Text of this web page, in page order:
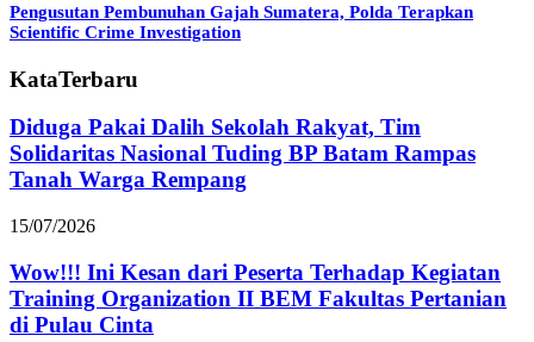
Pengusutan Pembunuhan Gajah Sumatera, Polda Terapkan
Scientific Crime Investigation
KataTerbaru
Diduga Pakai Dalih Sekolah Rakyat, Tim
Solidaritas Nasional Tuding BP Batam Rampas
Tanah Warga Rempang
15/07/2026
Wow!!! Ini Kesan dari Peserta Terhadap Kegiatan
Training Organization II BEM Fakultas Pertanian
di Pulau Cinta